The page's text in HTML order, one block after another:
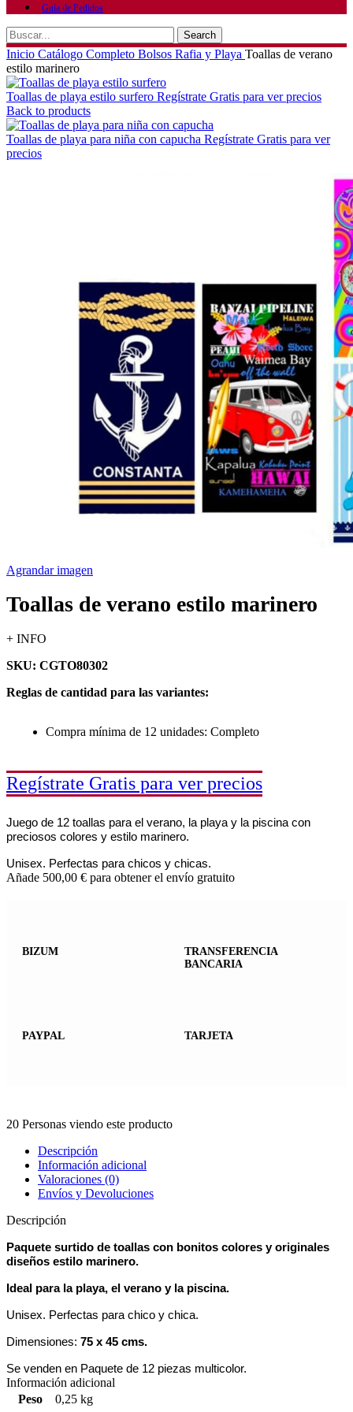
Guía de Pedidos
Search
Inicio Catálogo Completo Bolsos Rafia y Playa Toallas de verano
estilo marinero
Toallas de playa estilo surfero Regístrate Gratis para ver precios
Back to products
Toallas de playa para niña con capucha Regístrate Gratis para ver
precios
Agrandar imagen
Toallas de verano estilo marinero
+ INFO
SKU: CGTO80302
Reglas de cantidad para las variantes:
Compra mínima de 12 unidades: Completo
Regístrate Gratis para ver precios
Juego de 12 toallas para el verano, la playa y la piscina con
preciosos colores y estilo marinero.
Unisex. Perfectas para chicos y chicas.
Añade 500,00 € para obtener el envío gratuito
BIZUM
TRANSFERENCIA
BANCARIA
PAYPAL TARJETA
20 Personas viendo este producto
Descripción
Información adicional
Valoraciones (0)
Envíos y Devoluciones
Descripción
Paquete surtido de toallas con bonitos colores y originales
diseños estilo marinero.
Ideal para la playa, el verano y la piscina.
Unisex. Perfectas para chico y chica.
Dimensiones: 75 x 45 cms.
Se venden en Paquete de 12 piezas multicolor.
Información adicional
Peso
0,25 kg